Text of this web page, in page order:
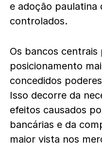
e adoção paulatina
controlados.
Os bancos centrais
posicionamento
concedidos
Isso decorre da
efeitos causados
bancárias e da
maior vista nos